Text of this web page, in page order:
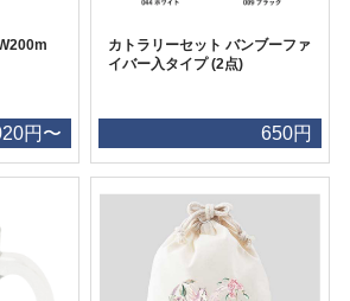
円〜
カトラリーセット バンブーファ
イバー入タイプ (2点)
650円